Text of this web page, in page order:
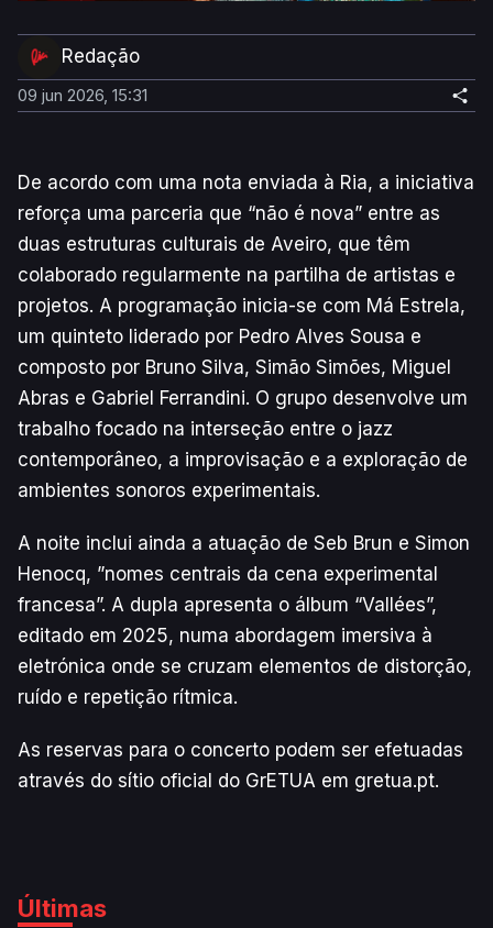
Redação
09 jun 2026, 15:31
De acordo com uma nota enviada à Ria, a iniciativa
reforça uma parceria que “não é nova” entre as
duas estruturas culturais de Aveiro, que têm
colaborado regularmente na partilha de artistas e
projetos. A programação inicia-se com Má Estrela,
um quinteto liderado por Pedro Alves Sousa e
composto por Bruno Silva, Simão Simões, Miguel
Abras e Gabriel Ferrandini. O grupo desenvolve um
trabalho focado na interseção entre o jazz
contemporâneo, a improvisação e a exploração de
ambientes sonoros experimentais.
A noite inclui ainda a atuação de Seb Brun e Simon
Henocq, ”nomes centrais da cena experimental
francesa”. A dupla apresenta o álbum “Vallées”,
editado em 2025, numa abordagem imersiva à
eletrónica onde se cruzam elementos de distorção,
ruído e repetição rítmica.
As reservas para o concerto podem ser efetuadas
através do sítio oficial do GrETUA em gretua.pt.
Últimas